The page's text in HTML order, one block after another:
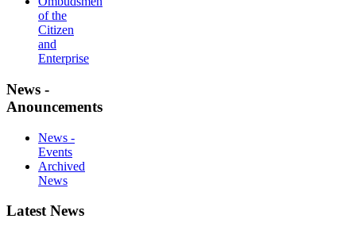
of the
Citizen
and
Enterprise
News -
Anouncements
News -
Events
Archived
News
Latest News